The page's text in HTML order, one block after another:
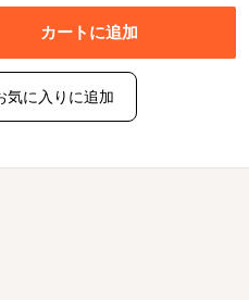
カートに追加
気に入りに追加